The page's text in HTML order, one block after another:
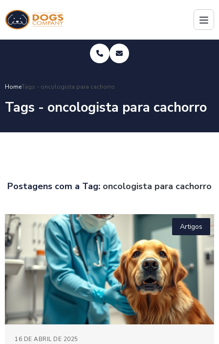
HomeTags - oncologista para cachorro
Tags - oncologista para cachorro
Postagens com a Tag: oncologista para cachorro
Artigos
16 DE ABRIL DE 2025